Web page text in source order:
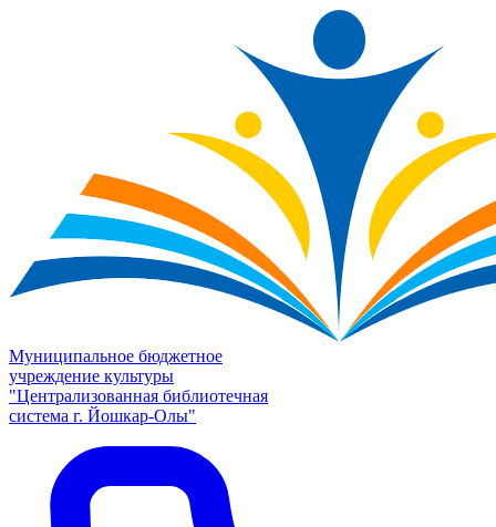
Муниципальное бюджетное
учреждение культуры
"Централизованная библиотечная
система г. Йошкар-Олы"